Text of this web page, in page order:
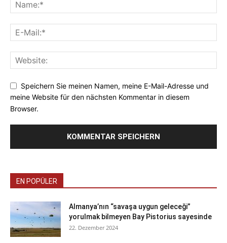
Speichern Sie meinen Namen, meine E-Mail-Adresse und
meine Website für den nächsten Kommentar in diesem
Browser.
EN POPÜLER
Almanya’nın “savaşa uygun geleceği”
yorulmak bilmeyen Bay Pistorius sayesinde
22. Dezember 2024